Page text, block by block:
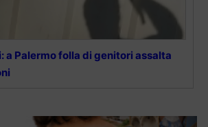
a Palermo folla di genitori assalta